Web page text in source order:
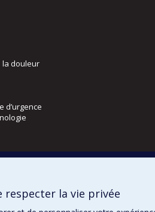
la douleur
d’urgence
respecter la vie privée